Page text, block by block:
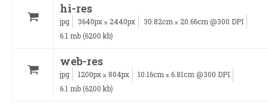
hi-res
jpg 3640px x 2440px 30.82cm x 20.66cm @300 DPI
6.1 mb (6200 kb)
web-res
jpg 1200px x 804px 10.16cm x 6.81cm @300 DPI
6.1 mb (6200 kb)